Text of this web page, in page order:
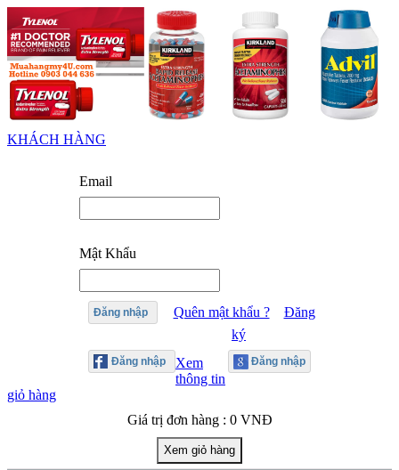
KHÁCH HÀNG
Email
Mật Khẩu
Đăng nhập Quên mật khẩu ?
Đăng
ký
Xem
thông tin
giỏ hàng
Giá trị đơn hàng : 0 VNĐ